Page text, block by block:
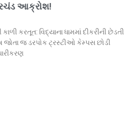
આક્રોશ!
કરતૂત: વિદ્યાના ધામમાં દીકરીની છેડતી
જોતા જ ડરપોક ટ્રસ્ટીઓ કેમ્પસ છોડી